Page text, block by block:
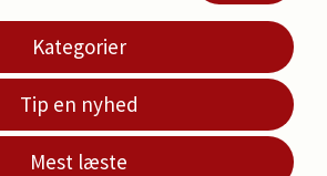
Kategorier
Tip en nyhed
Mest læste